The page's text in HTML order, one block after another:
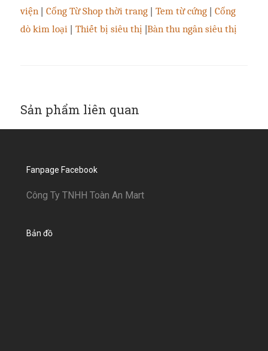
viện | Cổng Từ Shop thời trang | Tem từ cứng | Cổng
dò kim loại | Thiết bị siêu thị |Bàn thu ngân siêu thị
Sản phẩm liên quan
Fanpage Facebook
Công Ty TNHH Toàn An Mart
Bản đồ